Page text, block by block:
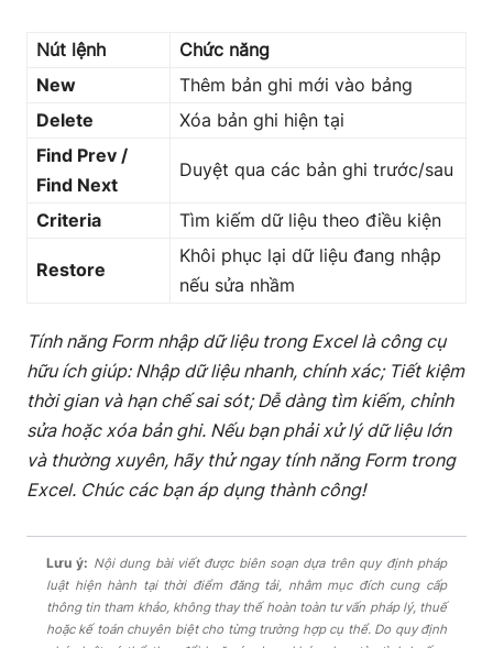
Nút lệnh
Chức năng
New
Thêm bản ghi mới vào bảng
Delete
Xóa bản ghi hiện tại
Find Prev /
Find Next
Duyệt qua các bản ghi trước/sau
Criteria Tìm kiếm dữ liệu theo điều kiện
Restore
Khôi phục lại dữ liệu đang nhập
nếu sửa nhầm
Tính năng Form nhập dữ liệu trong Excel là công cụ
hữu ích giúp: Nhập dữ liệu nhanh, chính xác; Tiết kiệm
thời gian và hạn chế sai sót; Dễ dàng tìm kiếm, chỉnh
sửa hoặc xóa bản ghi. Nếu bạn phải xử lý dữ liệu lớn
và thường xuyên, hãy thử ngay tính năng Form trong
Excel. Chúc các bạn áp dụng thành công!
Lưu ý: Nội dung bài viết được biên soạn dựa trên quy định pháp
luật hiện hành tại thời điểm đăng tải, nhằm mục đích cung cấp
thông tin tham khảo, không thay thế hoàn toàn tư vấn pháp lý, thuế
hoặc kế toán chuyên biệt cho từng trường hợp cụ thể. Do quy định